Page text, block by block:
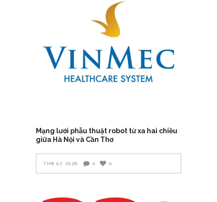
Mạng lưới phẫu thuật robot từ xa hai chiều
giữa Hà Nội và Cần Thơ
TH8 07, 2026 0 0